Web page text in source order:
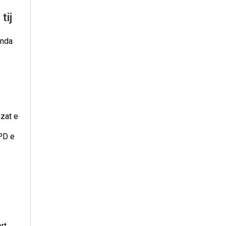
tij
e
e